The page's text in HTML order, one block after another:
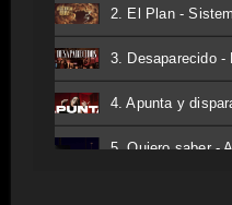
2. El Plan -
3. Desaparecido -
4. Apunta y
5. Quiero saber -